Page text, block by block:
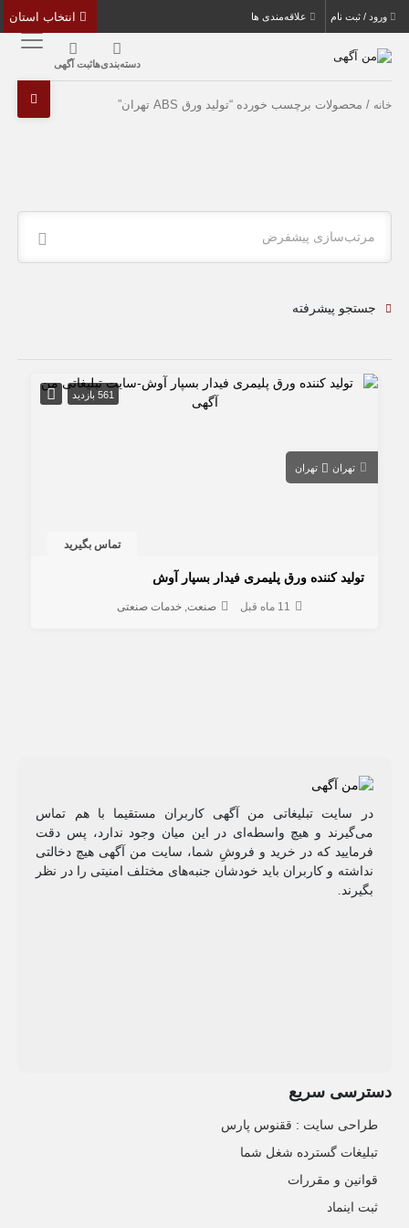
ورود / ثبت نام علاقه‌مندی ها
دسته‌بندی‌هاثبت آگهی
خانه / محصولات برچسب خورده “تولید ورق ABS تهران”
مرتب‌سازی پیشفرض
جستجو پیشرفته
561 بازدید
تهران تهران
تماس بگیرید
تولید کننده ورق پلیمری فیدار بسپار آوش
11 ماه قبل صنعت خدمات صنعتی
در سایت تبلیغاتی من آگهی کاربران مستقیما با هم تماس
می‌گیرند و هیچ واسطه‌ای در این میان وجود ندارد، پس دقت
فرمایید که در خرید و فروشِ شما، سایت من آگهی هیچ دخالتی
نداشته و کاربران باید خودشان جنبه‌های مختلف امنیتی را در نظر
بگیرند.
دسترسی سریع
طراحی سایت :‌ ققنوس پارس
تبلیغات گسترده شغل شما
قوانین و مقررات
ثبت اینماد